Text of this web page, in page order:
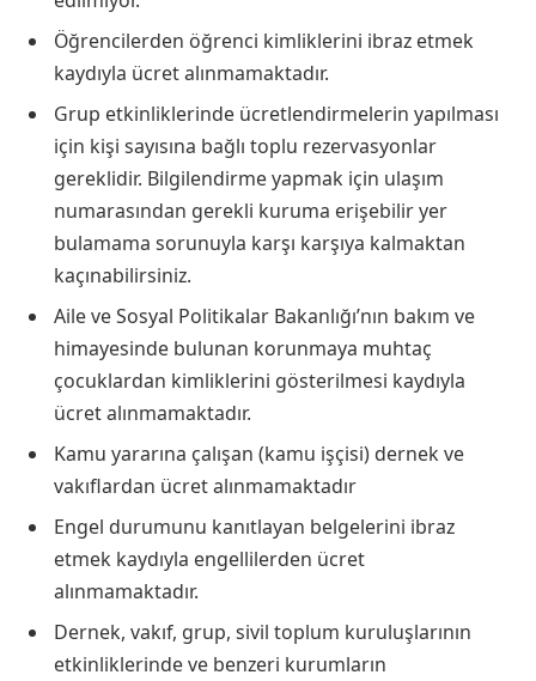
Öğrencilerden öğrenci kimliklerini ibraz etmek
kaydıyla ücret alınmamaktadır.
Grup etkinliklerinde ücretlendirmelerin yapılması
için kişi sayısına bağlı toplu rezervasyonlar
gereklidir. Bilgilendirme yapmak için ulaşım
numarasından gerekli kuruma erişebilir yer
bulamama sorunuyla karşı karşıya kalmaktan
kaçınabilirsiniz.
Aile ve Sosyal Politikalar Bakanlığı’nın bakım ve
himayesinde bulunan korunmaya muhtaç
çocuklardan kimliklerini gösterilmesi kaydıyla
ücret alınmamaktadır.
Kamu yararına çalışan (kamu işçisi) dernek ve
vakıflardan ücret alınmamaktadır
Engel durumunu kanıtlayan belgelerini ibraz
etmek kaydıyla engellilerden ücret
alınmamaktadır.
Dernek, vakıf, grup, sivil toplum kuruluşlarının
etkinliklerinde ve benzeri kurumların